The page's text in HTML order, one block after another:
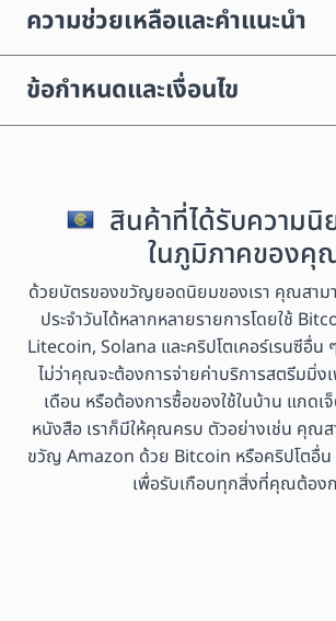
ความช่วยเหลือและคำแนะนำ
ข้อกำหนดและเงื่อนไข
สินค้าที่ได้รับความ
ในภูมิภาคของคุ
ด้วยบัตรของขวัญยอดนิยมของเรา คุณสาม
ประจำวันได้หลากหลายรายการโดยใช้
Litecoin, Solana และคริปโตเคอร์เรนซีอื่น
ไม่ว่าคุณจะต้องการจ่ายค่าบริการสตรีมมิ่ง
เดือน หรือต้องการซื้อของใช้ในบ้าน แกดเ
หนังสือ เราก็มีให้คุณครบ ตัวอย่างเช่น คุณ
ขวัญ Amazon ด้วย Bitcoin หรือคริปโตอื่น
เพื่อรับเกือบทุกสิ่งที่คุณต้อง